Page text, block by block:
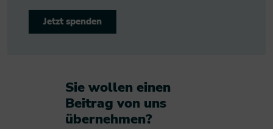
Jetzt spenden
Sie wollen einen
Beitrag von uns
übernehmen?​